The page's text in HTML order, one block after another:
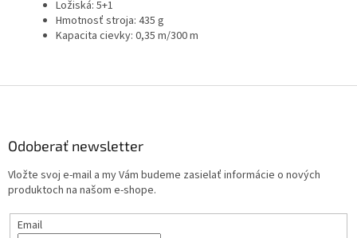
Ložiská: 5+1
Hmotnosť stroja: 435 g
Kapacita cievky: 0,35 m/300 m
Odoberať newsletter
Vložte svoj e-mail a my Vám budeme zasielať informácie o nových
produktoch na našom e-shope.
Email